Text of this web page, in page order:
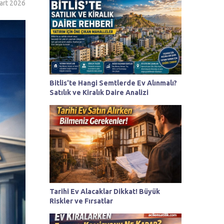
2026
Bitlis'te Hangi Semtlerde Ev Alınmalı?
Satılık ve Kiralık Daire Analizi
Tarihi Ev Alacaklar Dikkat! Büyük
Riskler ve Fırsatlar